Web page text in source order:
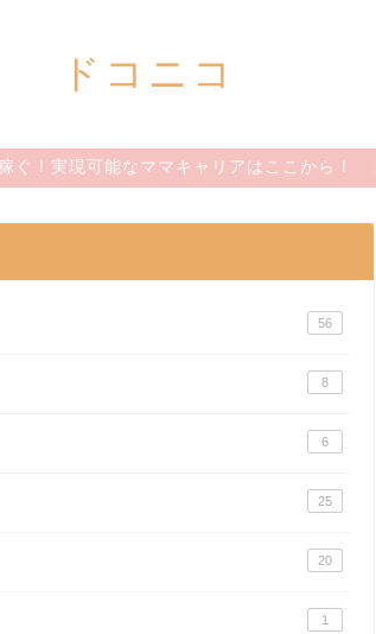
ドコニコ
ぐ！実現可能なママキャリアはここから！
56
8
6
25
20
1